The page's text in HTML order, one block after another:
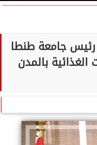
رئيس جامعة طنطا
بالمدن